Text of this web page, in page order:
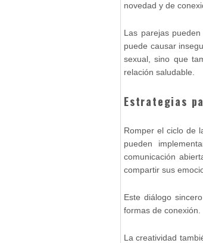
novedad y de
Las parejas
puede causar
sexual, sino que
relación saludable.
Estrategias
Romper el ciclo de
pueden
comunicación
compartir sus
Este diálogo
formas de conexión.
La creatividad